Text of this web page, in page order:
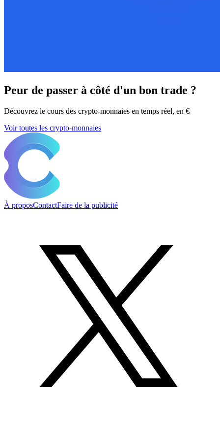
Peur de passer à côté d'un bon trade ?
Découvrez le cours des crypto-monnaies en temps réel, en €
Voir toutes les crypto-monnaies
À proposContactFaire de la publicité